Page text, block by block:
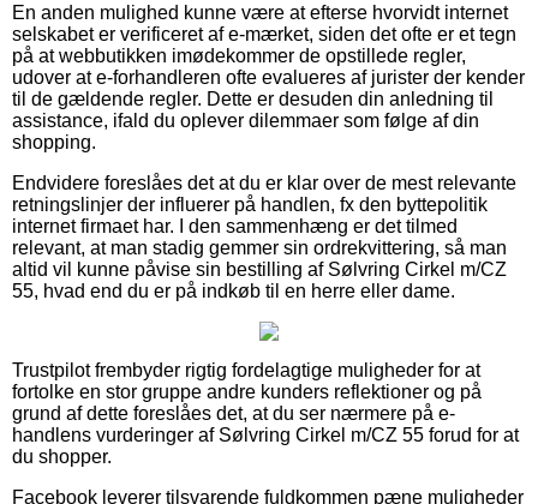
En anden mulighed kunne være at efterse hvorvidt internet
selskabet er verificeret af e-mærket, siden det ofte er et tegn
på at webbutikken imødekommer de opstillede regler,
udover at e-forhandleren ofte evalueres af jurister der kender
til de gældende regler. Dette er desuden din anledning til
assistance, ifald du oplever dilemmaer som følge af din
shopping.
Endvidere foreslåes det at du er klar over de mest relevante
retningslinjer der influerer på handlen, fx den byttepolitik
internet firmaet har. I den sammenhæng er det tilmed
relevant, at man stadig gemmer sin ordrekvittering, så man
altid vil kunne påvise sin bestilling af Sølvring Cirkel m/CZ
55, hvad end du er på indkøb til en herre eller dame.
Trustpilot frembyder rigtig fordelagtige muligheder for at
fortolke en stor gruppe andre kunders reflektioner og på
grund af dette foreslåes det, at du ser nærmere på e-
handlens vurderinger af Sølvring Cirkel m/CZ 55 forud for at
du shopper.
Facebook leverer tilsvarende fuldkommen pæne muligheder